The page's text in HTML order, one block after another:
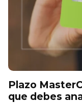
Plazo
que debes